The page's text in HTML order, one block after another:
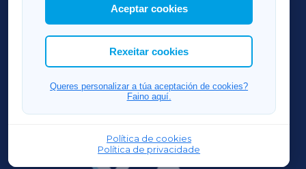
Así mesmo, podes personalizar a elección das
cookies que desexas permitir.
Aceptar cookies
Rexeitar cookies
Queres personalizar a túa aceptación de cookies?
Faino aquí.
Política de cookies
Política de privacidade
RIBEIRASACRAXA
ACORUÑAXA
FERROLXA
OURENSEXA